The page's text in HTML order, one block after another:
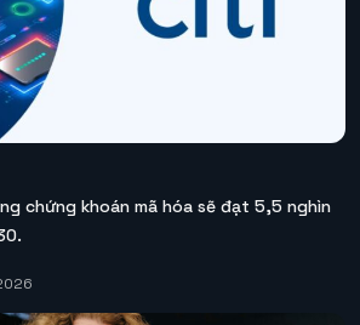
chứng khoán mã hóa sẽ đạt 5,5 nghìn